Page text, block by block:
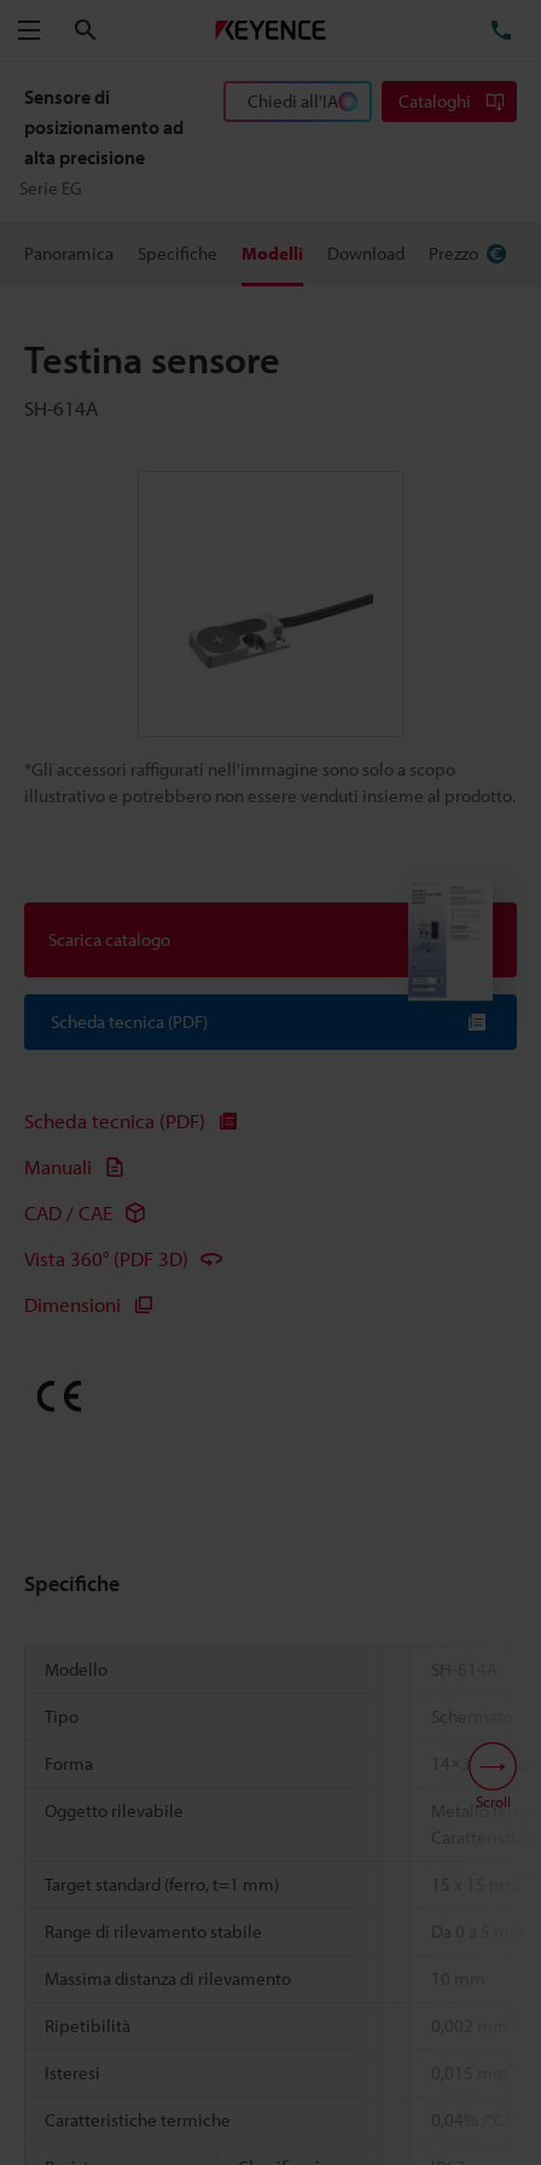
Menu
Sensore di
posizionamento ad
alta precisione
Serie EG
Chiedi all'IA Cataloghi
Panoramica Specifiche Modelli Download Prezzo
Testina sensore
SH-614A
*Gli accessori raffigurati nell'immagine sono solo a scopo
illustrativo e potrebbero non essere venduti insieme al prodotto.
Scarica catalogo
Scheda tecnica (PDF)
Scheda tecnica (PDF)
Manuali
CAD / CAE
Vista 360° (PDF 3D)
Dimensioni
Specifiche
Modello SH-614A
Tipo Schermato
Forma 14×30×4.8
Oggetto rilevabile
Metallo
Target standard (ferro, t=1 mm)
Range di rilevamento stabile Da 0 a 5 mm
Massima distanza di rilevamento
Ripetibilità 0,002 mm
Isteresi 0,015 mm
Caratteristiche termiche 0,04% /°C
Scroll